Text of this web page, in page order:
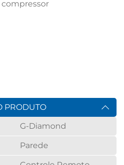
PRODUTO
G-Diamond
Parede